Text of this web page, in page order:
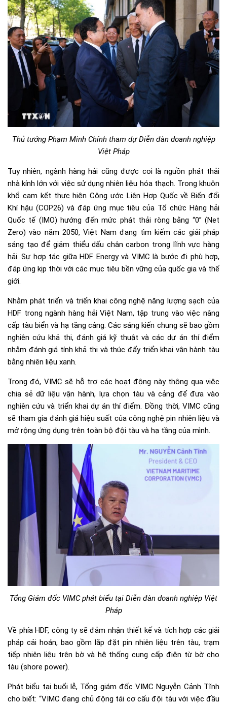
Thủ tướng Phạm Minh Chính tham dự Diễn đàn doanh nghiệp
Việt Pháp
Tuy nhiên, ngành hàng hải cũng được coi là nguồn phát thải
nhà kính lớn với việc sử dụng nhiên liệu hóa thạch. Trong khuôn
khổ cam kết thực hiện Công ước Liên Hợp Quốc về Biến đổi
Khí hậu (COP26) và đáp ứng mục tiêu của Tổ chức Hàng hải
Quốc tế (IMO) hướng đến mức phát thải ròng bằng “0” (Net
Zero) vào năm 2050, Việt Nam đang tìm kiếm các giải pháp
sáng tạo để giảm thiểu dấu chân carbon trong lĩnh vực hàng
hải. Sự hợp tác giữa HDF Energy và VIMC là bước đi phù hợp,
đáp ứng kịp thời với các mục tiêu bền vững của quốc gia và thế
giới.
Nhằm phát triển và triển khai công nghệ năng lượng sạch của
HDF trong ngành hàng hải Việt Nam, tập trung vào việc nâng
cấp tàu biển và hạ tầng cảng. Các sáng kiến chung sẽ bao gồm
nghiên cứu khả thi, đánh giá kỹ thuật và các dự án thí điểm
nhằm đánh giá tính khả thi và thúc đẩy triển khai vận hành tàu
bằng nhiên liệu xanh.
Trong đó, VIMC sẽ hỗ trợ các hoạt động này thông qua việc
chia sẻ dữ liệu vận hành, lựa chọn tàu và cảng để đưa vào
nghiên cứu và triển khai dự án thí điểm. Đồng thời, VIMC cũng
sẽ tham gia đánh giá hiệu suất của công nghệ pin nhiên liệu và
mở rộng ứng dụng trên toàn bộ đội tàu và hạ tầng của mình.
Tổng Giám đốc VIMC phát biểu tại Diễn đàn doanh nghiệp Việt
Pháp
Về phía HDF, công ty sẽ đảm nhận thiết kế và tích hợp các giải
pháp cải hoán, bao gồm lắp đặt pin nhiên liệu trên tàu, trạm
tiếp nhiên liệu trên bờ và hệ thống cung cấp điện từ bờ cho
tàu (shore power).
Phát biểu tại buổi lễ, Tổng giám đốc VIMC Nguyễn Cảnh Tĩnh
cho biết: “VIMC đang chủ động tái cơ cấu đội tàu với việc đầu